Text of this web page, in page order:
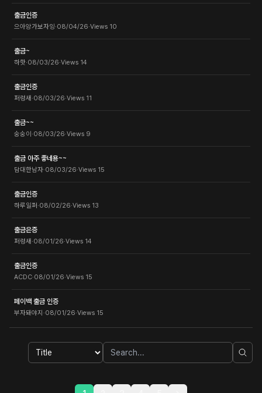
출금인증
으아앙가보자잉·08/04/26·Views 10
출금~
하핫·08/03/26·Views 14
출금인증
퍼렁새 ·08/03/26·Views 11
출금~~
숭숭이·08/03/26·Views 9
출금 아주 좋네용~~
담대한남자·08/03/26·Views 15
출금인증
하루일퍼·08/02/26·Views 13
출금은증
퍼렁새 ·08/01/26·Views 14
출금인증
ACDC·08/01/26·Views 15
페이백 출금 인증
부자돼야지 ·08/01/26·Views 15